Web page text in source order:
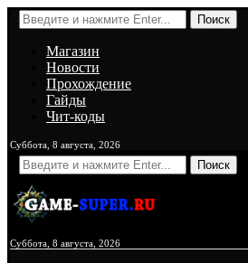
Поиск
Магазин
Новости
Прохождение
Гайды
Чит-коды
Суббота, 8 августа, 2026
Поиск
Суббота, 8 августа, 2026